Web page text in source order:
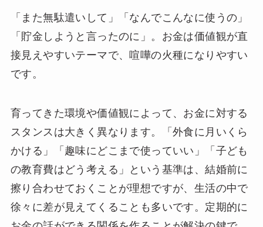
「また無駄遣いして」「なんでこんなに使うの」
「貯金しようと言ったのに」。お金は価値観が直
接見えやすいテーマで、喧嘩の火種になりやすい
です。
育ってきた環境や価値観によって、お金に対する
スタンスは大きく異なります。「外食に月いくら
かける」「趣味にどこまで使っていい」「子ども
の教育費はどう考える」という基準は、結婚前に
擦り合わせておくことが理想ですが、生活の中で
徐々に差が見えてくることも多いです。定期的に